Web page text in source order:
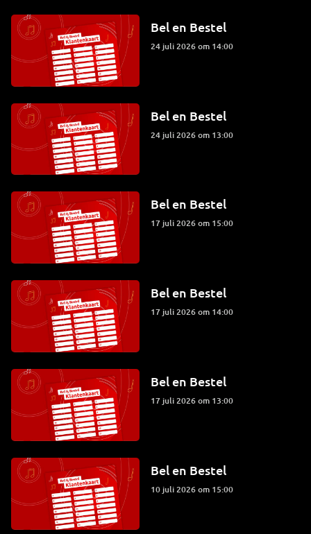
Bel en Bestel
24 juli 2026 om 14:00
Bel en Bestel
24 juli 2026 om 13:00
Bel en Bestel
17 juli 2026 om 15:00
Bel en Bestel
17 juli 2026 om 14:00
Bel en Bestel
17 juli 2026 om 13:00
Bel en Bestel
10 juli 2026 om 15:00